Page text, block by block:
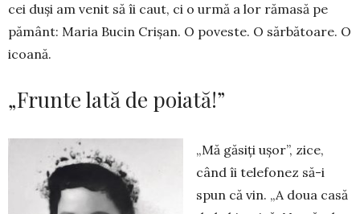
cei duși am venit să îi caut, ci o urmă a lor ră­masă pe
pământ: Ma­ria Bucin Crișan. O po­veste. O sărbă­toa­re. O
icoană.
„Frunte lată de poiată!”
„Mă găsiți ușor”, zice,
când îi telefonez să-i
spun că vin. „A doua casă